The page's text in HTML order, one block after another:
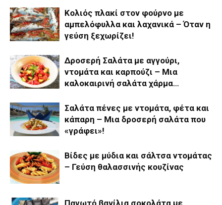
Κολιός πλακί στον φούρνο με
αμπελόφυλλα και λαχανικά – Όταν η
γεύση ξεχωρίζει!
Δροσερή Σαλάτα με αγγούρι,
ντομάτα και καρπούζι – Μια
καλοκαιρινή σαλάτα χάρμα…
Σαλάτα πένες με ντομάτα, φέτα και
κάπαρη – Μια δροσερή σαλάτα που
«γράφει»!
Βίδες με μύδια και σάλτσα ντομάτας
– Γεύση θαλασσινής κουζίνας
Παγωτό βανίλια σοκολάτα με